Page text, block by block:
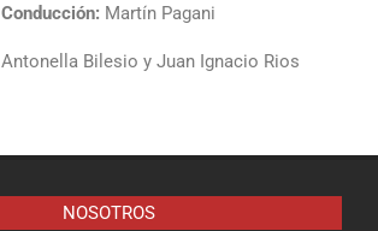
Conducción: Martín Pagani
Antonella Bilesio y Juan Ignacio Rios
NOSOTROS